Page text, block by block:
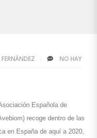
FERNÁNDEZ
NO HAY
Española de
recoge dentro de las
en España de aquí a 2020,